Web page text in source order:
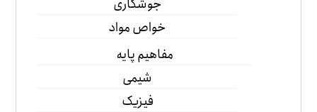
خواص مواد
مفاهیم پایه
شیمی
فیزیک